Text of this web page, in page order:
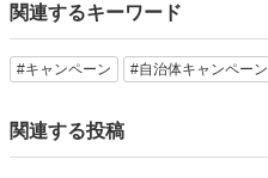
関連するキーワード
#キャンペーン #自治体キャンペーン
関連する投稿